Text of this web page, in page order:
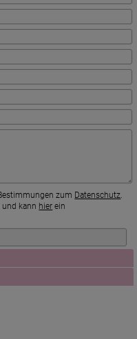
zum Datenschutz
und kann hier ein